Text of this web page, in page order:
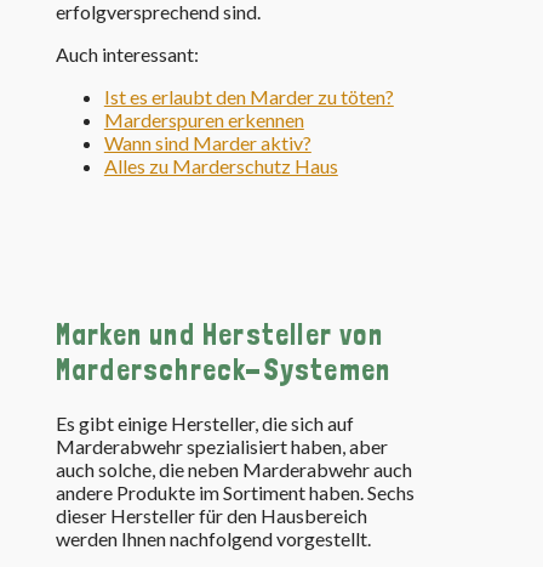
erfolgversprechend sind.
Auch interessant:
Ist es erlaubt den Marder zu töten?
Marderspuren erkennen
Wann sind Marder aktiv?
Alles zu Marderschutz Haus
Marken und Hersteller von
Marderschreck-Systemen
Es gibt einige Hersteller, die sich auf
Marderabwehr spezialisiert haben, aber
auch solche, die neben Marderabwehr auch
andere Produkte im Sortiment haben. Sechs
dieser Hersteller für den Hausbereich
werden Ihnen nachfolgend vorgestellt.